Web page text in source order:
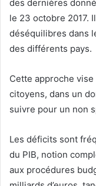
des dernières
le 23 octobre 2017.
déséquilibres dans
des différents pays.
Cette approche
citoyens, dans un
suivre pour un non
Les déficits sont
du PIB, notion
aux procédures